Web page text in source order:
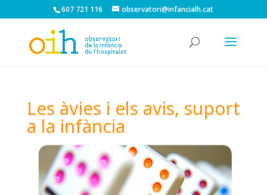
607 721 116 observatori@infancialh.cat
Les àvies i els avis, suport
a la infància